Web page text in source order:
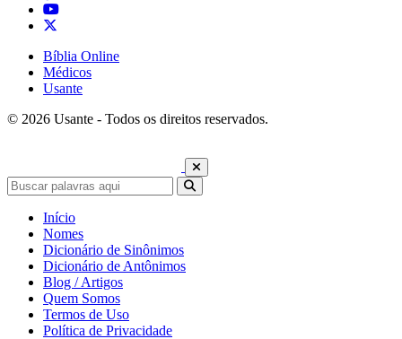
Bíblia Online
Médicos
Usante
© 2026 Usante - Todos os direitos reservados.
Início
Nomes
Dicionário de Sinônimos
Dicionário de Antônimos
Blog / Artigos
Quem Somos
Termos de Uso
Política de Privacidade